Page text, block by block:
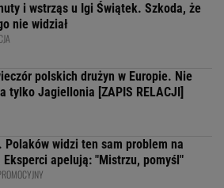
i wstrząs u Igi Świątek. Szkoda, że
nie widział
polskich drużyn w Europie. Nie
tylko Jagiellonia [ZAPIS RELACJI]
Polaków widzi ten sam problem na
apelują: "Mistrzu, pomyśl"